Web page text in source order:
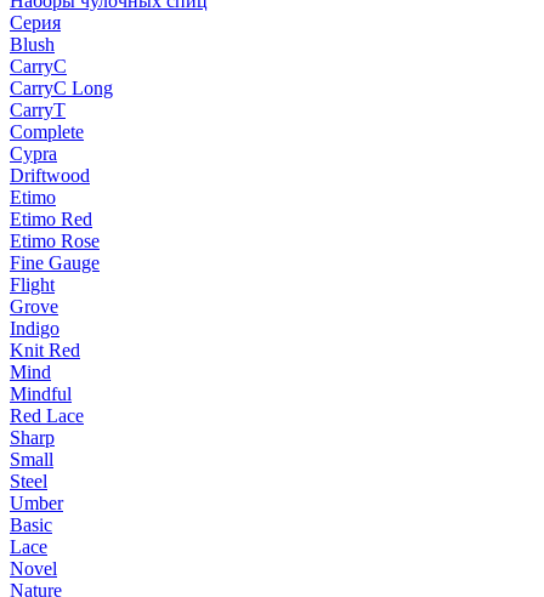
Серия
Blush
CarryC
CarryC Long
CarryT
Complete
Cypra
Driftwood
Etimo
Etimo Red
Etimo Rose
Fine Gauge
Flight
Grove
Indigo
Knit Red
Mind
Mindful
Red Lace
Sharp
Small
Steel
Umber
Basic
Lace
Novel
Nature